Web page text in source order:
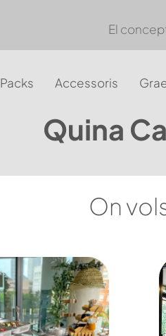
El
Packs Accessoris
Quina
On